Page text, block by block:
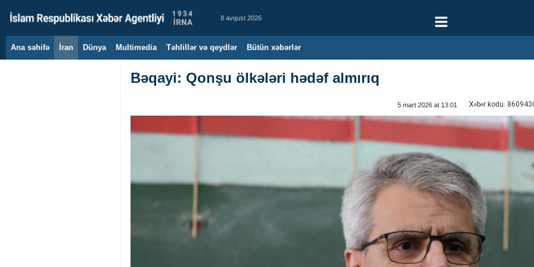
8 avqust 2026
Ana səhifə İran Dünya Multimedia Təhlillər və qeydlər Bütün xəbərlər
Bəqayi: Qonşu ölkələri hədəf almırıq
5 mart 2026 at 13:01 Xəbər kodu: